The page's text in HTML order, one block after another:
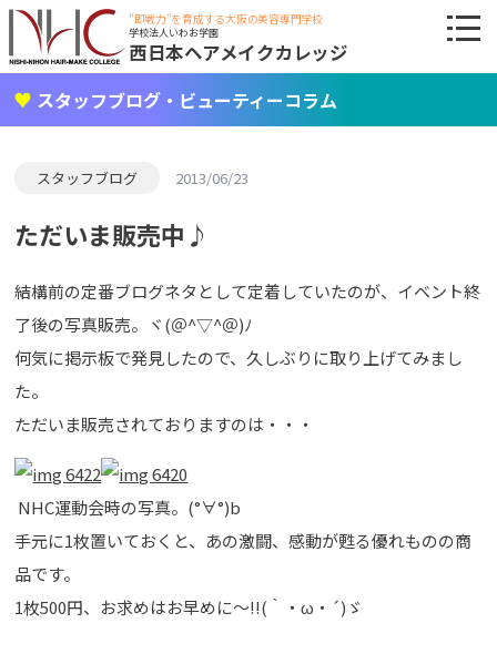
"即戦力"を育成する大阪の美容専門学校
学校法人いわお学園
西日本ヘアメイクカレッジ
スタッフブログ・ビューティーコラム
スタッフブログ 2013/06/23
ただいま販売中♪
結構前の定番ブログネタとして定着していたのが、イベント終
了後の写真販売。ヾ(＠^▽^＠)ﾉ
何気に掲示板で発見したので、久しぶりに取り上げてみまし
た。
ただいま販売されておりますのは・・・
NHC運動会時の写真。(°∀°)b
手元に1枚置いておくと、あの激闘、感動が甦る優れものの商
品です。
1枚500円、お求めはお早めに～!!(｀・ω・´)ゞ